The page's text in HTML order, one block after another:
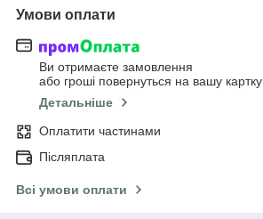
Умови оплати
Ви отримаєте замовлення
або гроші повернуться на вашу картку
Детальніше
Оплатити частинами
Післяплата
Всі умови оплати